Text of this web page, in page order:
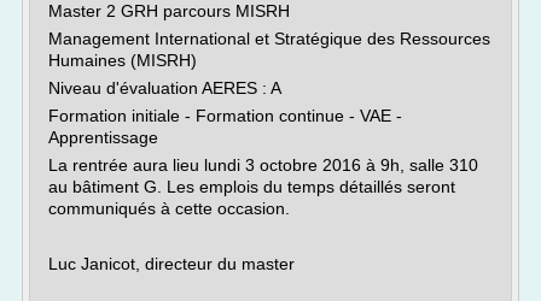
Master 2 GRH parcours MISRH
Management International et Stratégique des Ressources
Humaines (MISRH)
Niveau d'évaluation AERES : A
Formation initiale - Formation continue - VAE -
Apprentissage
La rentrée aura lieu lundi 3 octobre 2016 à 9h, salle 310
au bâtiment G. Les emplois du temps détaillés seront
communiqués à cette occasion.
Luc Janicot, directeur du master